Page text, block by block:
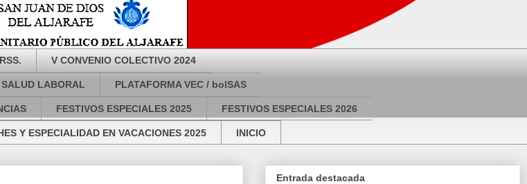
V CONVENIO COLECTIVO 2024
SALUD LABORAL PLATAFORMA VEC / bolSAS
FESTIVOS ESPECIALES 2025 FESTIVOS ESPECIALES 2026
Y ESPECIALIDAD EN VACACIONES 2025 INICIO
Entrada destacada